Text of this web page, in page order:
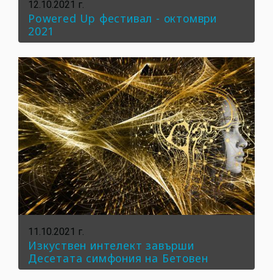
12.10.2021 г.
Powered Up фестивал - октомври
2021
11.10.2021 г.
Изкуствен интелект завърши
Десетата симфония на Бетовен